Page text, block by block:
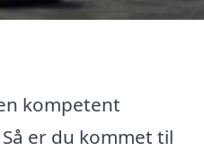
kompetent
er du kommet til